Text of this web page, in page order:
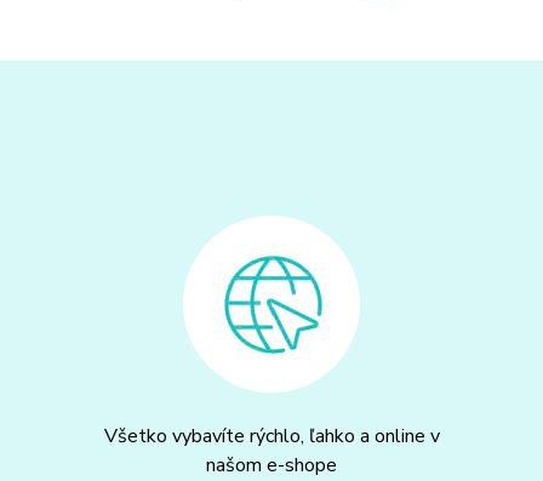
Všetko vybavíte rýchlo, ľahko a online v
našom e-shope